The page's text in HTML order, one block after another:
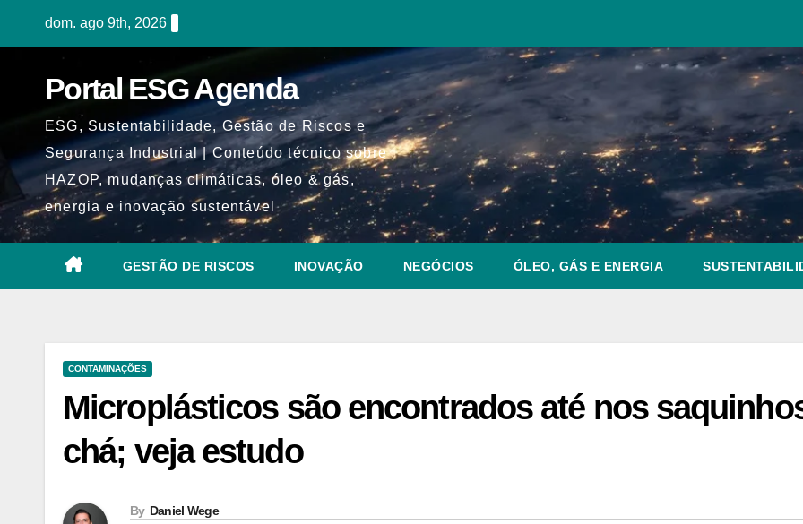
dom. ago 9th, 2026
Portal ESG Agenda
ESG, Sustentabilidade, Gestão de Riscos e
Segurança Industrial | Conteúdo técnico sobre
HAZOP, mudanças climáticas, óleo & gás,
energia e inovação sustentável
GESTÃO DE RISCOS INOVAÇÃO NEGÓCIOS ÓLEO, GÁS E ENERGIA
CONTAMINAÇÕES
Microplásticos são encontrados até nos
chá; veja estudo
By Daniel Wege